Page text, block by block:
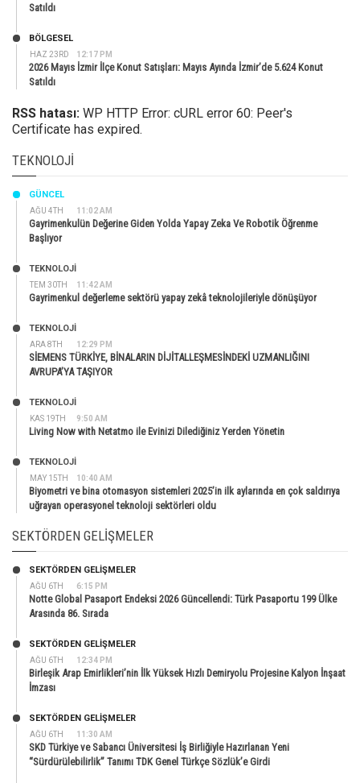
Satıldı
HAZ 23RD 12:17 PM
BÖLGESEL
2026 Mayıs İzmir İlçe Konut Satışları: Mayıs Ayında İzmir’de 5.624 Konut
Satıldı
RSS hatası: WP HTTP Error: cURL error 60: Peer's
Certificate has expired.
TEKNOLOJI
AĞU 4TH 11:02 AM
GÜNCEL
Gayrimenkulün Değerine Giden Yolda Yapay Zeka Ve Robotik Öğrenme
Başlıyor
TEM 30TH 11:42 AM
TEKNOLOJİ
Gayrimenkul değerleme sektörü yapay zekâ teknolojileriyle dönüşüyor
ARA 8TH 12:29 PM
TEKNOLOJİ
SİEMENS TÜRKİYE, BİNALARIN DİJİTALLEŞMESİNDEKİ UZMANLIĞINI
AVRUPA’YA TAŞIYOR
KAS 19TH 9:50 AM
TEKNOLOJİ
Living Now with Netatmo ile Evinizi Dilediğiniz Yerden Yönetin
MAY 15TH 10:40 AM
TEKNOLOJİ
Biyometri ve bina otomasyon sistemleri 2025’in ilk aylarında en çok saldırıya
uğrayan operasyonel teknoloji sektörleri oldu
SEKTÖRDEN GELIŞMELER
AĞU 6TH 6:15 PM
SEKTÖRDEN GELIŞMELER
Notte Global Pasaport Endeksi 2026 Güncellendi: Türk Pasaportu 199 Ülke
Arasında 86. Sırada
AĞU 6TH 12:34 PM
SEKTÖRDEN GELIŞMELER
Birleşik Arap Emirlikleri’nin İlk Yüksek Hızlı Demiryolu Projesine Kalyon İnşaat
İmzası
AĞU 6TH 11:30 AM
SEKTÖRDEN GELIŞMELER
SKD Türkiye ve Sabancı Üniversitesi İş Birliğiyle Hazırlanan Yeni
“Sürdürülebilirlik” Tanımı TDK Genel Türkçe Sözlük’e Girdi